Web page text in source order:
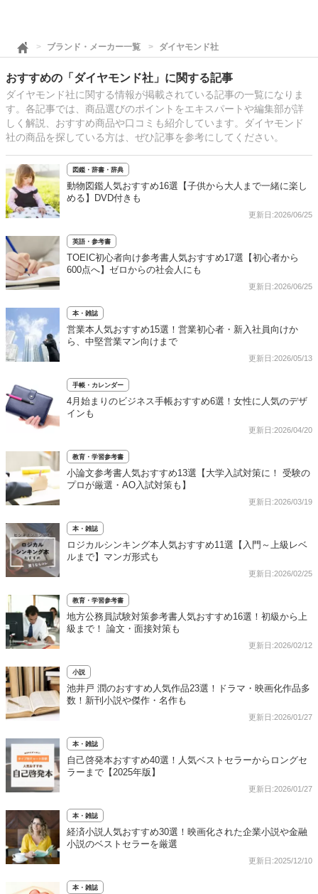
ブランド・メーカー一覧 ダイヤモンド社
おすすめの「ダイヤモンド社」に関する記事
ダイヤモンド社に関する情報が掲載されている記事の一覧になりま
す。各記事では、商品選びのポイントをエキスパートや編集部が詳
しく解説、おすすめ商品や口コミも紹介しています。ダイヤモンド
社の商品を探している方は、ぜひ記事を参考にしてください。
図鑑・辞書・辞典
動物図鑑人気おすすめ16選【子供から大人まで一緒に楽し
める】DVD付きも
更新日:2026/06/25
英語・参考書
TOEIC初心者向け参考書人気おすすめ17選【初心者から
600点へ】ゼロからの社会人にも
更新日:2026/06/25
本・雑誌
営業本人気おすすめ15選！営業初心者・新入社員向けか
ら、中堅営業マン向けまで
更新日:2026/05/13
手帳・カレンダー
4月始まりのビジネス手帳おすすめ6選！女性に人気のデザ
インも
更新日:2026/04/20
教育・学習参考書
小論文参考書人気おすすめ13選【大学入試対策に！ 受験の
プロが厳選・AO入試対策も】
更新日:2026/03/19
本・雑誌
ロジカルシンキング本人気おすすめ11選【入門～上級レベ
ルまで】マンガ形式も
更新日:2026/02/25
教育・学習参考書
地方公務員試験対策参考書人気おすすめ16選！初級から上
級まで！ 論文・面接対策も
更新日:2026/02/12
小説
池井戸 潤のおすすめ人気作品23選！ドラマ・映画化作品多
数！新刊小説や傑作・名作も
更新日:2026/01/27
本・雑誌
自己啓発本おすすめ40選！人気ベストセラーからロングセ
ラーまで【2025年版】
更新日:2026/01/27
本・雑誌
経済小説人気おすすめ30選！映画化された企業小説や金融
小説のベストセラーを厳選
更新日:2025/12/10
本・雑誌